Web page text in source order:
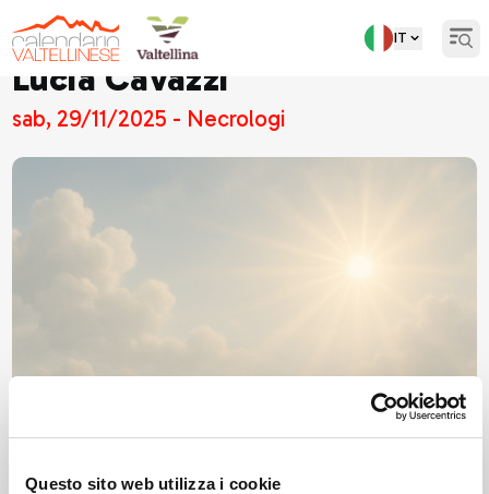
Questo sito web utilizza i cookie
IT
Lucia Cavazzi
sab, 29/11/2025 - Necrologi